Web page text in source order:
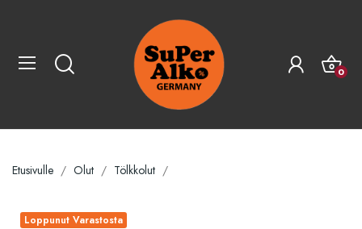
0
Etusivulle Olut Tölkkolut
Loppunut Varastosta